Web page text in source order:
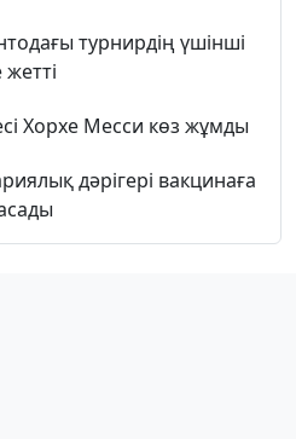
турнирдің үшінші
Хорхе Месси көз жұмды
дәрігері вакцинаға